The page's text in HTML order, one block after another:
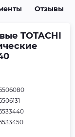
Отзывы
TOTACHI